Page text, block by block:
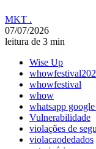
MKT .
07/07/2026
leitura de 3 min
Wise Up
whowfestival
whow
whatsapp
Vulnerabilidade
violações de
violacaodedados